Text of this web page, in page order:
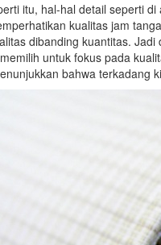
itu, hal-hal detail seperti
kualitas jam
dibanding kuantitas.
untuk fokus pada
bahwa terkadang